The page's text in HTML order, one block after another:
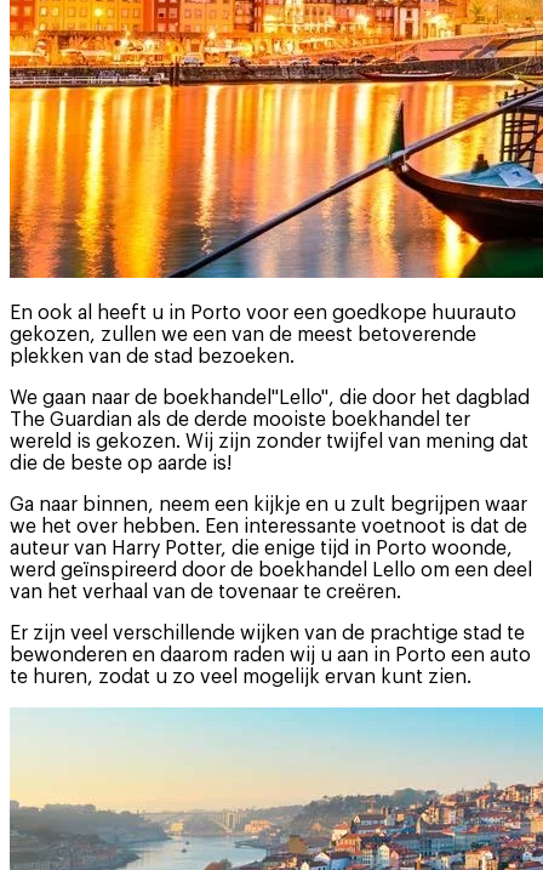
En ook al heeft u in Porto voor een goedkope huurauto
gekozen, zullen we een van de meest betoverende
plekken van de stad bezoeken.
We gaan naar de boekhandel"Lello", die door het dagblad
The Guardian als de derde mooiste boekhandel ter
wereld is gekozen. Wij zijn zonder twijfel van mening dat
die de beste op aarde is!
Ga naar binnen, neem een kijkje en u zult begrijpen waar
we het over hebben. Een interessante voetnoot is dat de
auteur van Harry Potter, die enige tijd in Porto woonde,
werd geïnspireerd door de boekhandel Lello om een deel
van het verhaal van de tovenaar te creëren.
Er zijn veel verschillende wijken van de prachtige stad te
bewonderen en daarom raden wij u aan in Porto een auto
te huren, zodat u zo veel mogelijk ervan kunt zien.